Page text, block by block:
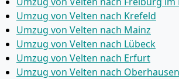
Umzug von Velten nach Krefeld
Umzug von Velten nach Mainz
Umzug von Velten nach Lübeck
Umzug von Velten nach Erfurt
Umzug von Velten nach Oberhausen